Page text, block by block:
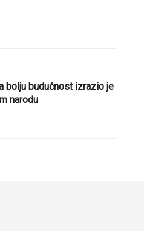
bolju budućnost izrazio je
narodu